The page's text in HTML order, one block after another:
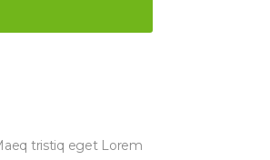
tristiq eget Lorem